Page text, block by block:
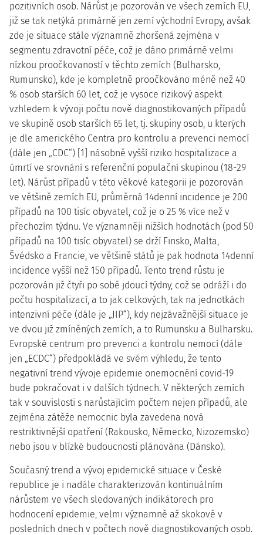
pozitivních osob. Nárůst je pozorován ve všech zemích EU,
již se tak netýká primárně jen zemí východní Evropy, avšak
zde je situace stále významně zhoršená zejména v
segmentu zdravotní péče, což je dáno primárně velmi
nízkou proočkovaností v těchto zemích (Bulharsko,
Rumunsko), kde je kompletně proočkováno méně než 40
% osob starších 60 let, což je vysoce rizikový aspekt
vzhledem k vývoji počtu nově diagnostikovaných případů
ve skupině osob starších 65 let, tj. skupiny osob, u kterých
je dle amerického Centra pro kontrolu a prevenci nemocí
(dále jen „CDC“) [1] násobně vyšší riziko hospitalizace a
úmrtí ve srovnání s referenční populační skupinou (18-29
let). Nárůst případů v této věkové kategorii je pozorován
ve většině zemích EU, průměrná 14denní incidence je 200
případů na 100 tisíc obyvatel, což je o 25 % více než v
přechozím týdnu. Ve významněji nižších hodnotách (pod 50
případů na 100 tisíc obyvatel) se drží Finsko, Malta,
Švédsko a Francie, ve většině států je pak hodnota 14denní
incidence vyšší než 150 případů. Tento trend růstu je
pozorován již čtyři po sobě jdoucí týdny, což se odráží i do
počtu hospitalizací, a to jak celkových, tak na jednotkách
intenzivní péče (dále je „JIP“), kdy nejzávažnější situace je
ve dvou již zmíněných zemích, a to Rumunsku a Bulharsku.
Evropské centrum pro prevenci a kontrolu nemocí (dále
jen „ECDC“) předpokládá ve svém výhledu, že tento
negativní trend vývoje epidemie onemocnění covid-19
bude pokračovat i v dalších týdnech. V některých zemích
tak v souvislosti s narůstajícím počtem nejen případů, ale
zejména zátěže nemocnic byla zavedena nová
restriktivnější opatření (Rakousko, Německo, Nizozemsko)
nebo jsou v blízké budoucnosti plánována (Dánsko).
Současný trend a vývoj epidemické situace v České
republice je i nadále charakterizován kontinuálním
nárůstem ve všech sledovaných indikátorech pro
hodnocení epidemie, velmi významně až skokově v
posledních dnech v počtech nově diagnostikovaných osob.